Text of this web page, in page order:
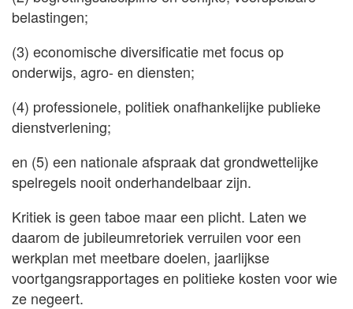
belastingen;
(3) economische diversificatie met focus op
onderwijs, agro- en diensten;
(4) professionele, politiek onafhankelijke publieke
dienstverlening;
en (5) een nationale afspraak dat grondwettelijke
spelregels nooit onderhandelbaar zijn.
Kritiek is geen taboe maar een plicht. Laten we
daarom de jubileumretoriek verruilen voor een
werkplan met meetbare doelen, jaarlijkse
voortgangsrapportages en politieke kosten voor wie
ze negeert.